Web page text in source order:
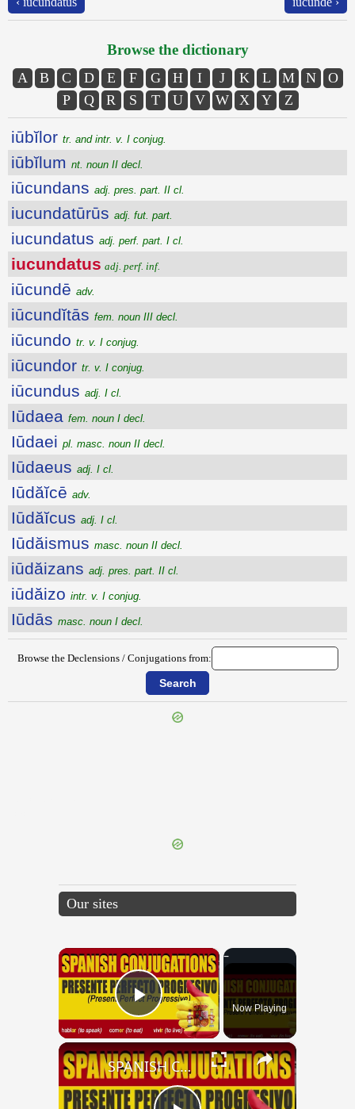
Browse the dictionary
A B C D E F G H I J K L M N
O
P
Q R S T U V W X Y Z
iūbĭlor tr. and intr. v. I conjug.
iūbĭlum nt. noun II decl.
iūcundans adj. pres. part. II cl.
iucundatūrūs adj. fut. part.
iucundatus adj. perf. part. I cl.
iucundatus adj. perf. inf.
iūcundē adv.
iūcundĭtās fem. noun III decl.
iūcundo tr. v. I conjug.
iūcundor tr. v. I conjug.
iūcundus adj. I cl.
Iūdaea fem. noun I decl.
Iūdaei pl. masc. noun II decl.
Iūdaeus adj. I cl.
Iūdăĭcē adv.
Iūdăĭcus adj. I cl.
Iūdăismus masc. noun II decl.
iūdăizans adj. pres. part. II cl.
iūdăizo intr. v. I conjug.
Iūdās masc. noun I decl.
Browse the Declensions / Conjugations from:
Our sites
×
Play VideoNow Playing
×
SPANISH CONJUGATIONS: Present Perfect Progressive (Presente Perfecto Progresivo)